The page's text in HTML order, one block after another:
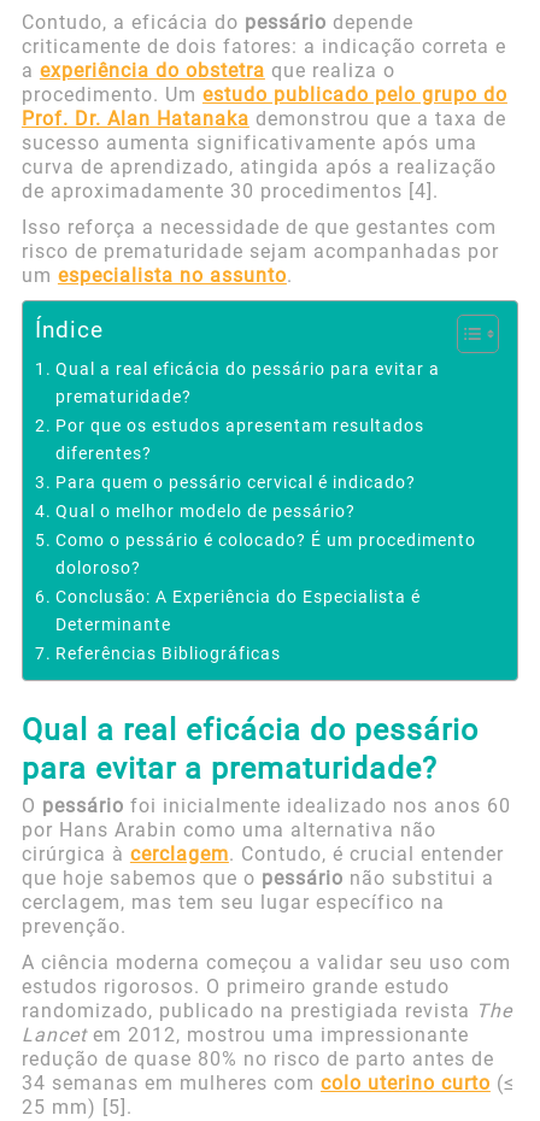
Contudo, a eficácia do pessário depende
criticamente de dois fatores: a indicação correta e
a experiência do obstetra que realiza o
procedimento. Um estudo publicado pelo grupo do
Prof. Dr. Alan Hatanaka demonstrou que a taxa de
sucesso aumenta significativamente após uma
curva de aprendizado, atingida após a realização
de aproximadamente 30 procedimentos [4].
Isso reforça a necessidade de que gestantes com
risco de prematuridade sejam acompanhadas por
um especialista no assunto.
Índice
Qual a real eficácia do pessário para evitar a
prematuridade?
Por que os estudos apresentam resultados
diferentes?
Para quem o pessário cervical é indicado?
Qual o melhor modelo de pessário?
Como o pessário é colocado? É um procedimento
doloroso?
Conclusão: A Experiência do Especialista é
Determinante
Referências Bibliográficas
Qual a real eficácia do pessário
para evitar a prematuridade?
O pessário foi inicialmente idealizado nos anos 60
por Hans Arabin como uma alternativa não
cirúrgica à cerclagem. Contudo, é crucial entender
que hoje sabemos que o pessário não substitui a
cerclagem, mas tem seu lugar específico na
prevenção.
A ciência moderna começou a validar seu uso com
estudos rigorosos. O primeiro grande estudo
randomizado, publicado na prestigiada revista The
Lancetem 2012, mostrou uma impressionante
redução de quase 80% no risco de parto antes de
34 semanas em mulheres com colo uterino curto (≤
25 mm) [5].